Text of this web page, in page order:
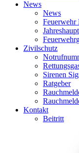
News
News
Feuerwehr
Zivilschutz
Sirenen
Ratgeber
Kontakt
Beitritt